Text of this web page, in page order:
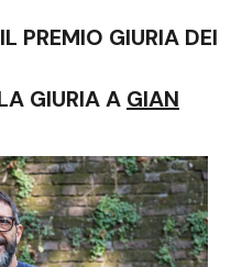
IL PREMIO GIURIA DEI
GIURIA A GIAN